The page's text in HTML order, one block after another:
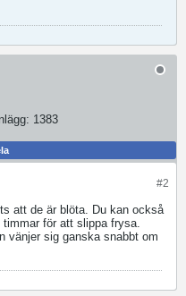
Inlägg: 1383
#2
att de är blöta. Du kan också
för att slippa frysa.
vänjer sig ganska snabbt om